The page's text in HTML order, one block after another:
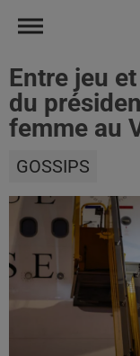
Entre jeu
du
femme au
GOSSIPS